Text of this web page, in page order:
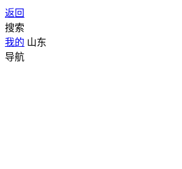
返回
搜索
我的 山东
导航